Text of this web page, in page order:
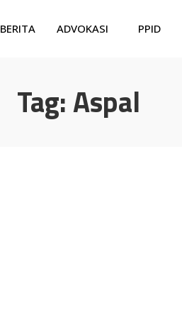
BERITA ADVOKASI PPID
Tag:Aspal